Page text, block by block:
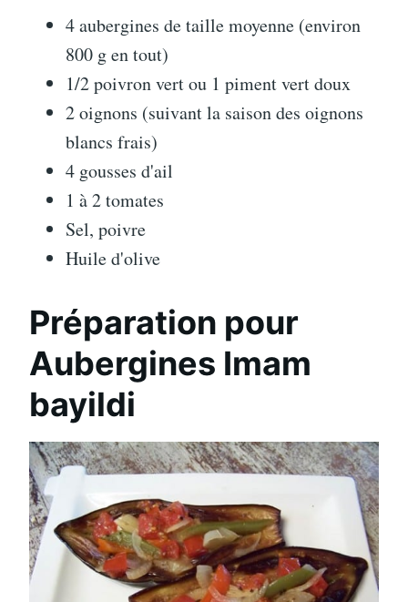
4 aubergines de taille moyenne (environ
800 g en tout)
1/2 poivron vert ou 1 piment vert doux
2 oignons (suivant la saison des oignons
blancs frais)
4 gousses d'ail
1 à 2 tomates
Sel, poivre
Huile d'olive
Préparation pour
Aubergines Imam
bayildi